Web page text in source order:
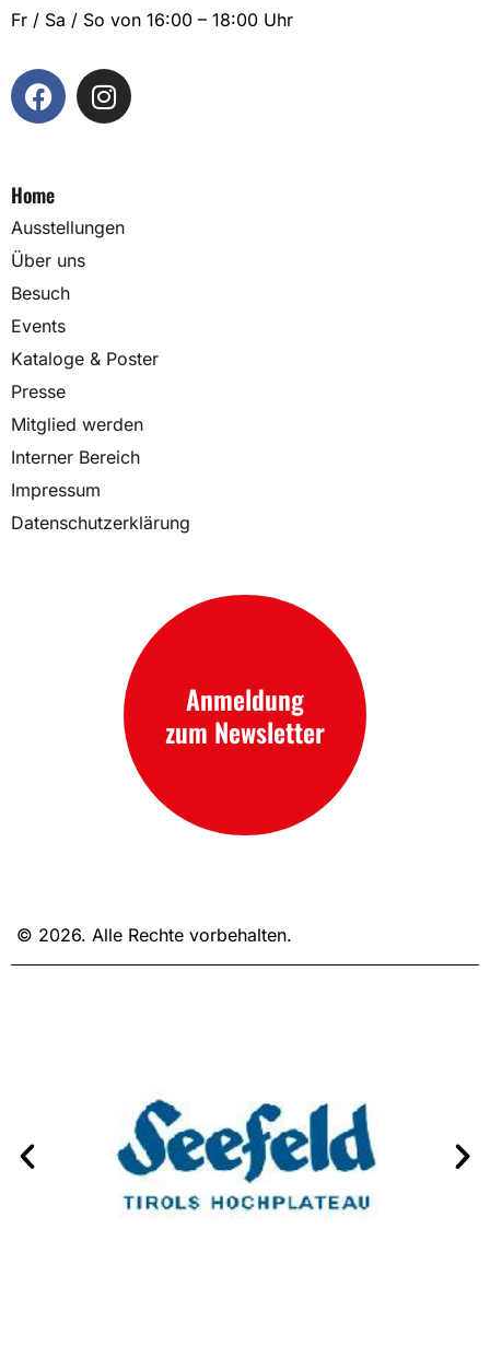
Fr / Sa / So von 16:00 – 18:00 Uhr
Home
Ausstellungen
Über uns
Besuch
Events
Kataloge & Poster
Presse
Mitglied werden
Interner Bereich
Impressum
Datenschutzerklärung
Anmeldung
zum Newsletter
© 2026. Alle Rechte vorbehalten.